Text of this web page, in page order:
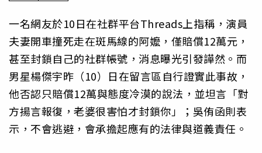
一名網友於10日在社群平台Threads上指稱，演員
夫妻開車撞死走在斑馬線的阿嬤，僅賠償12萬元，
甚至封鎖自己的社群帳號，消息曝光引發譁然。而
男星楊傑宇昨（10）日在留言區自行證實此事故，
他否認只賠償12萬與態度冷漠的說法，並坦言「對
方揚言報復，老婆很害怕才封鎖你」；吳侑函則表
示，不會逃避，會承擔起應有的法律與道義責任。